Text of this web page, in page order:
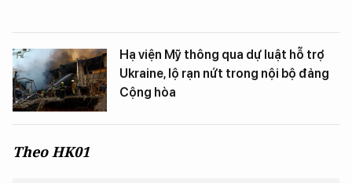
Hạ viện Mỹ thông qua dự luật hỗ trợ
Ukraine, lộ rạn nứt trong nội bộ đảng
Cộng hòa
Theo HK01